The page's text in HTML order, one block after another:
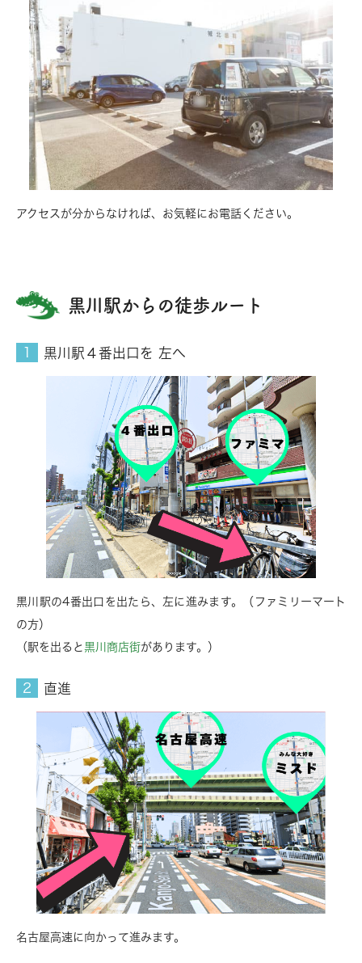
アクセスが分からなければ、お気軽にお電話ください。
黒川駅からの徒歩ルート
黒川駅４番出口を 左へ
黒川駅の4番出口を出たら、左に進みます。（ファミリーマート
の方）
（駅を出ると 黒川商店街があります。）
直進
名古屋高速に向かって進みます。